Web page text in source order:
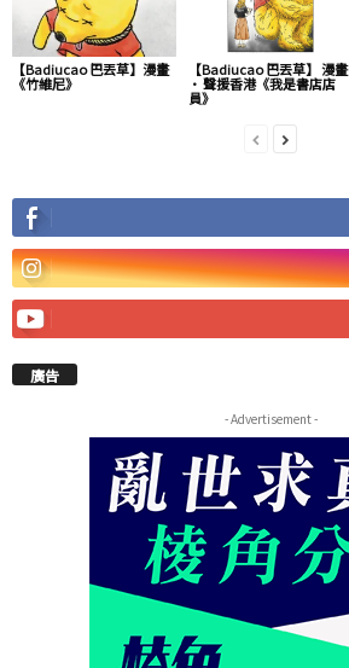
【Badiucao 巴丟草】漫畫
《竹維尼》
【Badiucao 巴丟草】 漫畫
· 聲援香港《我是書店店
員》
廣告
- Advertisement -